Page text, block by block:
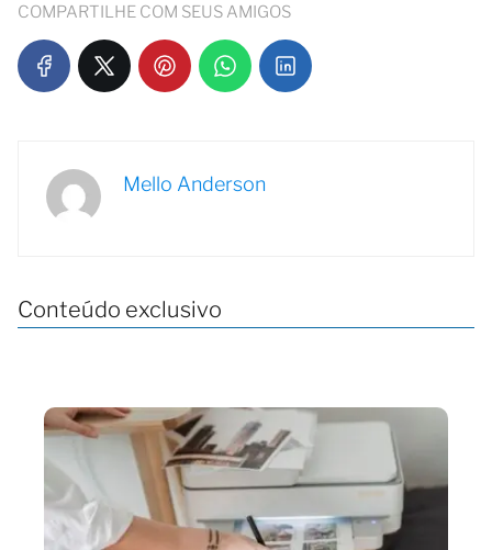
COMPARTILHE COM SEUS AMIGOS
Mello Anderson
Conteúdo exclusivo